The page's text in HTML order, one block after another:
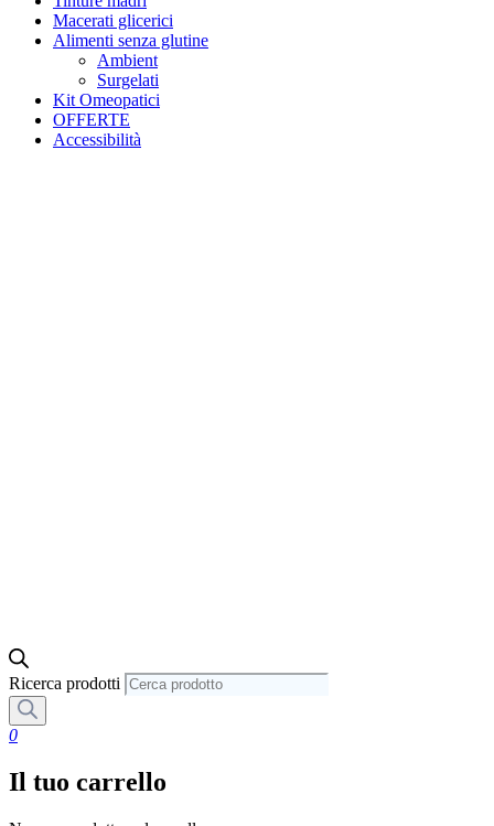
Macerati glicerici
Alimenti senza glutine
Ambient
Surgelati
Kit Omeopatici
OFFERTE
Accessibilità
Ricerca prodotti
0
Il tuo carrello